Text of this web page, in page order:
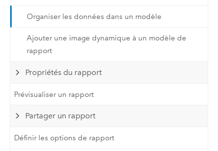
Organiser les données dans un modèle
Ajouter une image dynamique à un modèle de
rapport
Propriétés du rapport
Prévisualiser un rapport
Partager un rapport
Définir les options de rapport